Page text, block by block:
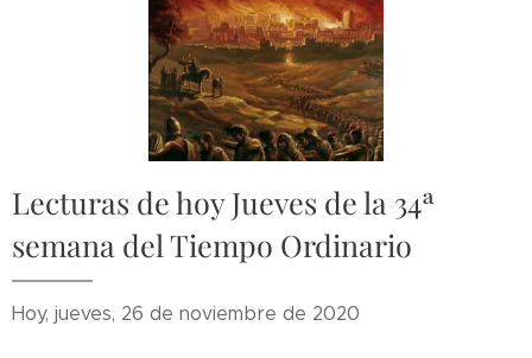
Lecturas de hoy Jueves de la 34ª
semana del Tiempo Ordinario
Hoy, jueves, 26 de noviembre de 2020